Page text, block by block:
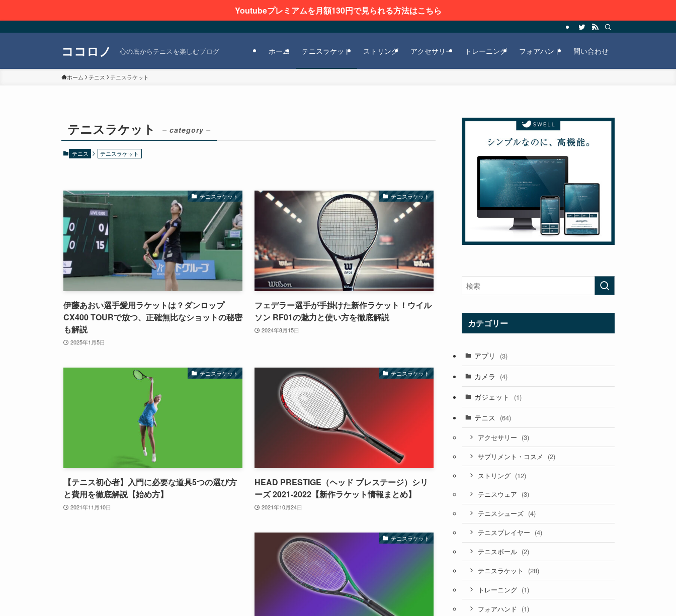
Youtubeプレミアムを月額130円で見られる方法はこちら
ココロノ 心の底からテニスを楽しむブログ ホーム テニスラケット ストリング アクセサリー トレーニング フォアハンド 問い合わせ
ホーム テニス テニスラケット
テニスラケット – category –
テニス テニスラケット
テニスラケット
伊藤あおい選手愛用ラケットは？ダンロップ
CX400 TOURで放つ、正確無比なショットの秘密
も解説
2025年1月5日
テニスラケット
フェデラー選手が手掛けた新作ラケット！ウイル
ソン RF01の魅力と使い方を徹底解説
2024年8月15日
テニスラケット
【テニス初心者】入門に必要な道具5つの選び方
と費用を徹底解説【始め方】
2021年11月10日
テニスラケット
HEAD PRESTIGE（ヘッド プレステージ）シリ
ーズ 2021-2022【新作ラケット情報まとめ】
2021年10月24日
テニスラケット
カテゴリー
アプリ (3)
カメラ (4)
ガジェット (1)
テニス (64)
アクセサリー (3)
サプリメント・コスメ (2)
ストリング (12)
テニスウェア (3)
テニスシューズ (4)
テニスプレイヤー (4)
テニスボール (2)
テニスラケット (28)
トレーニング (1)
フォアハンド (1)